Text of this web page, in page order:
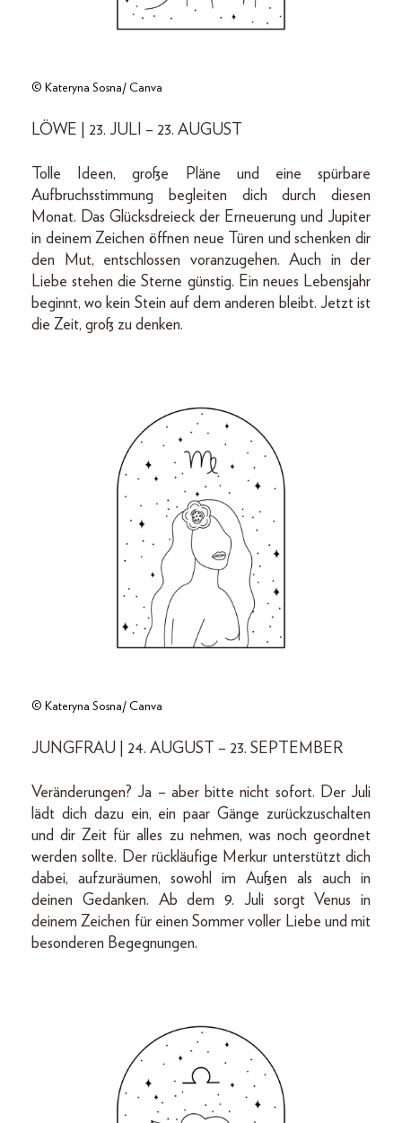
© Kateryna Sosna/ Canva
LÖWE | 23. JULI – 23. AUGUST
Tolle Ideen, große Pläne und eine spürbare
Aufbruchsstimmung begleiten dich durch diesen
Monat. Das Glücksdreieck der Erneuerung und Jupiter
in deinem Zeichen öffnen neue Türen und schenken dir
den Mut, entschlossen voranzugehen. Auch in der
Liebe stehen die Sterne günstig. Ein neues Lebensjahr
beginnt, wo kein Stein auf dem anderen bleibt. Jetzt ist
die Zeit, groß zu denken.
© Kateryna Sosna/ Canva
JUNGFRAU | 24. AUGUST – 23. SEPTEMBER
Veränderungen? Ja – aber bitte nicht sofort. Der Juli
lädt dich dazu ein, ein paar Gänge zurückzuschalten
und dir Zeit für alles zu nehmen, was noch geordnet
werden sollte. Der rückläufige Merkur unterstützt dich
dabei, aufzuräumen, sowohl im Außen als auch in
deinen Gedanken. Ab dem 9. Juli sorgt Venus in
deinem Zeichen für einen Sommer voller Liebe und mit
besonderen Begegnungen.